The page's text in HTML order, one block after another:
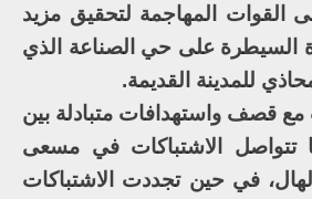
القوات المهاجمة لتحقيق مزيد
السيطرة على حي الصناعة الذي
للمدينة القديمة.
مع قصف واستهدافات متبادلة بين
تتواصل الاشتباكات في مسعى
في حين تجددت الاشتباكات